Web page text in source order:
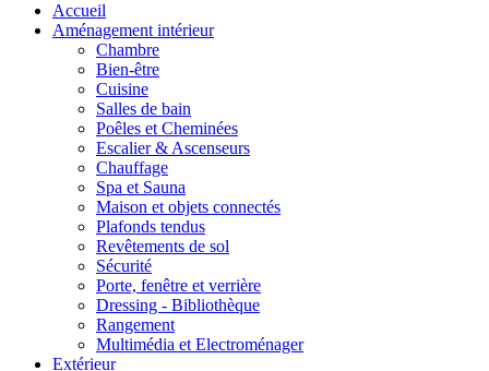
Accueil
Aménagement intérieur
Chambre
Bien-être
Cuisine
Salles de bain
Poêles et Cheminées
Escalier & Ascenseurs
Chauffage
Spa et Sauna
Maison et objets connectés
Plafonds tendus
Revêtements de sol
Sécurité
Porte, fenêtre et verrière
Dressing - Bibliothèque
Rangement
Multimédia et Electroménager
Extérieur